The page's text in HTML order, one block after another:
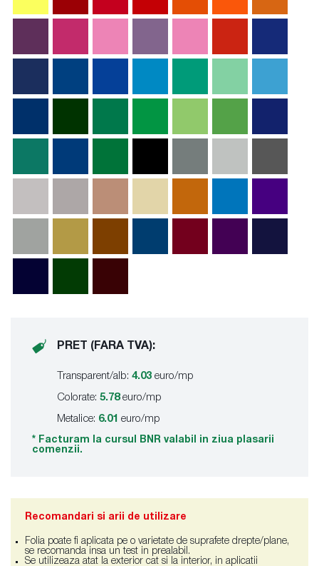
PRET (FARA TVA):
Transparent/alb: 4.03 euro/mp
Colorate: 5.78 euro/mp
Metalice: 6.01 euro/mp
* Facturam la cursul BNR valabil in ziua plasarii
comenzii.
Recomandari si arii de utilizare
Folia poate fi aplicata pe o varietate de suprafete drepte/plane,
se recomanda insa un test in prealabil.
Se utilizeaza atat la exterior cat si la interior, in aplicatii